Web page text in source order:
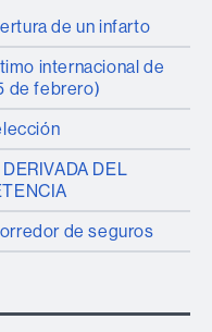
de un infarto
internacional de
de febrero)
DEL
de seguros